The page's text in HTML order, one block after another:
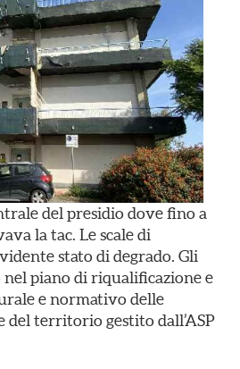
del presidio dove fino a
la tac. Le scale di
stato di degrado. Gli
piano di riqualificazione e
e normativo delle
territorio gestito dall’ASP